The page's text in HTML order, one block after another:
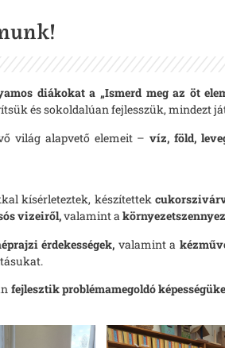
diákokata „Ismerd meg az öt
és sokoldalúan fejlesszük, mindezt
világ alapvető elemeit –víz, föld,
kísérleteztek, készítettek
vizeiről,valamint a
érdekességek, valamint a
fejlesztik problémamegoldó